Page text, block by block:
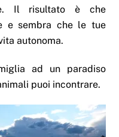
Il risultato è che
e sembra che le tue
autonoma.
ad un paradiso
puoi incontrare.